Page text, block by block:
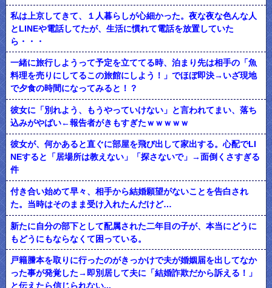
私は上京してきて、１人暮らしが心細かった。夜な夜な色んな人
とLINEや電話してたが、生活に慣れて電話を放置していた
ら・・・
一緒に旅行しようって予定を立ててる時、泊まり先は相手の「魚
料理を売りにしてるこの旅館にしよう！」でほぼ即決→いざ現地
で夕食の時間になってみると！？
彼女に「別れよう、もうやっていけない」と言われてまい、落ち
込みがやばい←報告者がきもすぎたｗｗｗｗｗ
彼女が、何かあると直ぐに部屋を飛び出して家出する。心配でLI
NEすると「居場所は教えない」「探さないで」→面倒くさすぎる
件
付き合い始めて早々、相手から結婚願望がないことを告白され
た。当時はそのまま受け入れたんだけど…
新たに自分の部下として配属された二年目の子が、本当にどうに
もどうにもならなくて困っている。
戸籍謄本を取りに行ったのがきっかけで夫が婚姻届を出してなか
った事が発覚した→即別居して夫に「結婚詐欺だから訴える！」
と伝えたら信じられない...